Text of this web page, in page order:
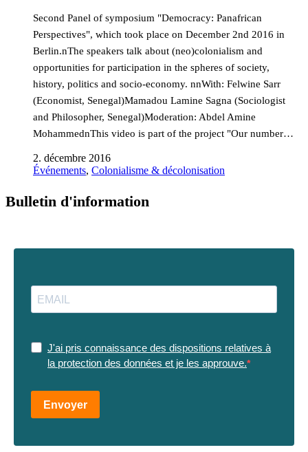
Second Panel of symposium "Democracy: Panafrican
Perspectives", which took place on December 2nd 2016 in
Berlin.nThe speakers talk about (neo)colonialism and
opportunities for participation in the spheres of society,
history, politics and socio-economy. nnWith: Felwine Sarr
(Economist, Senegal)Mamadou Lamine Sagna (Sociologist
and Philosopher, Senegal)Moderation: Abdel Amine
MohammednThis video is part of the project "Our number…
2. décembre 2016
Événements, Colonialisme & décolonisation
Bulletin d'information
J'ai pris connaissance des dispositions relatives à
la protection des données et je les approuve.
Envoyer